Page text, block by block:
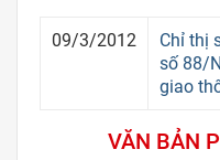
09/3/2012
Chỉ thị
số 88/
giao
VĂN BẢN